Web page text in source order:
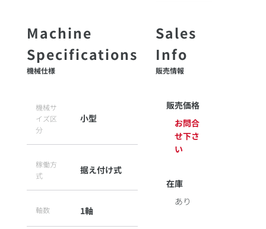
機械仕様
機械サ
イズ区
分
小型
稼働方
式
据え付け式
軸数 1軸
販売情報
販売価格
お問合
せ下さ
い
在庫
あり